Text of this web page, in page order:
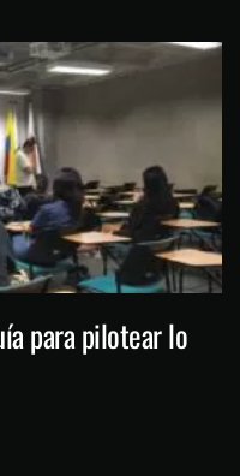
para pilotear lo